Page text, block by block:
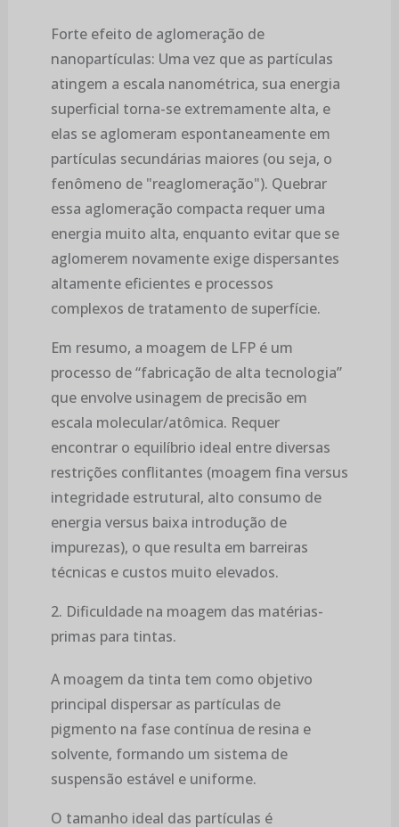
Forte efeito de aglomeração de
nanopartículas: Uma vez que as partículas
atingem a escala nanométrica, sua energia
superficial torna-se extremamente alta, e
elas se aglomeram espontaneamente em
partículas secundárias maiores (ou seja, o
fenômeno de "reaglomeração"). Quebrar
essa aglomeração compacta requer uma
energia muito alta, enquanto evitar que se
aglomerem novamente exige dispersantes
altamente eficientes e processos
complexos de tratamento de superfície.
Em resumo, a moagem de LFP é um
processo de “fabricação de alta tecnologia”
que envolve usinagem de precisão em
escala molecular/atômica. Requer
encontrar o equilíbrio ideal entre diversas
restrições conflitantes (moagem fina versus
integridade estrutural, alto consumo de
energia versus baixa introdução de
impurezas), o que resulta em barreiras
técnicas e custos muito elevados.
2. Dificuldade na moagem das matérias-
primas para tintas.
A moagem da tinta tem como objetivo
principal dispersar as partículas de
pigmento na fase contínua de resina e
solvente, formando um sistema de
suspensão estável e uniforme.
O tamanho ideal das partículas é